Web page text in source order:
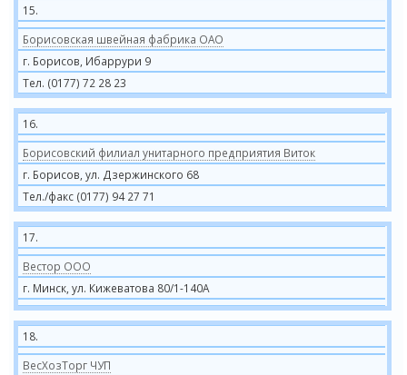
15.
Борисовская швейная фабрика ОАО
г. Борисов, Ибаррури 9
Тел. (0177) 72 28 23
16.
Борисовский филиал унитарного предприятия Виток
г. Борисов, ул. Дзержинского 68
Тел./факс (0177) 94 27 71
17.
Вестор ООО
г. Минск, ул. Кижеватова 80/1-140А
18.
ВесХозТорг ЧУП